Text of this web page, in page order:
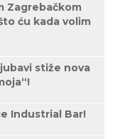
Zagrebačkom
ću kada volim
stiže nova
Industrial Bar!